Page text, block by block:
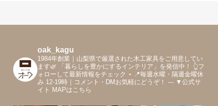
oak_kagu
1984年創業｜山梨県で厳選された木工家具をご用意してい
ます🌿 「暮らしを豊かにするインテリア」を発信中！
👆フ
ォローして最新情報をチェック ⋆ 📍毎週水曜・隔週金曜休
み 12-19時｜コメント・DMお気軽にどうぞ！
--- ▼公式サ
イト MAPはこちら